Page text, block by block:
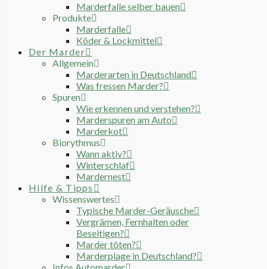
Marderfalle selber bauen
Produkte
Marderfalle
Köder & Lockmittel
Der Marder
Allgemein
Marderarten in Deutschland
Was fressen Marder?
Spuren
Wie erkennen und verstehen?
Marderspuren am Auto
Marderkot
Biorythmus
Wann aktiv?
Winterschlaf
Mardernest
Hilfe & Tipps
Wissenswertes
Typische Marder-Geräusche
Vergrämen, Fernhalten oder
Beseitigen?
Marder töten?
Marderplage in Deutschland?